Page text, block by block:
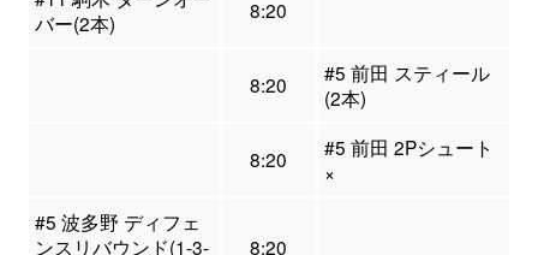
バー(2本)
8:20
8:20
#5 前田 スティール
(2本)
8:20
#5 前田 2Pシュート
×
#5 波多野 ディフェ
ンスリバウンド(1-3-
8:20